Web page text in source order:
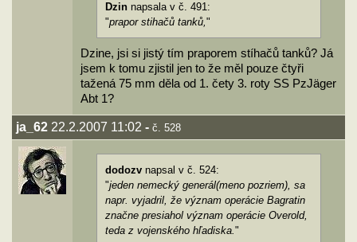
Dzin napsala v č. 491:
"prapor stihačů tanků,"
Dzine, jsi si jistý tím praporem stíhačů tanků? Já
jsem k tomu zjistil jen to že měl pouze čtyři
tažená 75 mm děla od 1. čety 3. roty SS PzJäger
Abt 1?
ja_62 22.2.2007 11:02 - č. 528
dodozv napsal v č. 524:
"jeden nemecký generál(meno pozriem), sa
napr. vyjadril, že význam operácie Bagratin
značne presiahol význam operácie Overold,
teda z vojenského hľadiska."